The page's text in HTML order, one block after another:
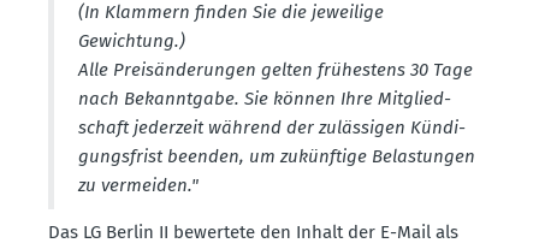
(In Klammern finden Sie die jeweilige
Gewichtung.)
Alle Preis­än­de­rungen gelten frühestens 30 Tage
nach Bekanntgabe. Sie können Ihre Mitglied­
schaft jederzeit während der zuläs­sigen Kündi­
gungs­frist beenden, um zukünftige Belas­tungen
zu vermeiden."
Das LG Berlin II bewertete den Inhalt der E-Mail als